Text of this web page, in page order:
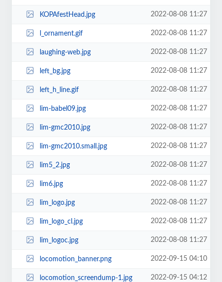
KOPAfestHead.jpg 2022-08-08 11:27
l_ornament.gif 2022-08-08 11:27
laughing-web.jpg 2022-08-08 11:27
left_bg.jpg 2022-08-08 11:27
left_h_line.gif 2022-08-08 11:27
lim-babel09.jpg 2022-08-08 11:27
lim-gmc2010.jpg 2022-08-08 11:27
lim-gmc2010.small.jpg 2022-08-08 11:27
lim5_2.jpg 2022-08-08 11:27
lim6.jpg 2022-08-08 11:27
lim_logo.jpg 2022-08-08 11:27
lim_logo_cl.jpg 2022-08-08 11:27
lim_logoc.jpg 2022-08-08 11:27
locomotion_banner.png 2022-09-15 04:10
locomotion_screendump-1.jpg 2022-09-15 04:12